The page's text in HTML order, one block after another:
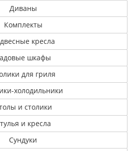
Диваны
Комплекты
кресла
шкафы
для гриля
холодильники
и столики
и кресла
Сундуки